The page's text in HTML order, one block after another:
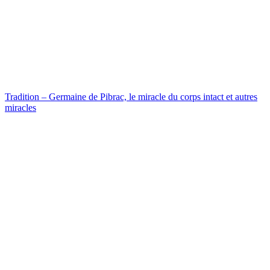
Tradition – Germaine de Pibrac, le miracle du corps intact et autres
miracles